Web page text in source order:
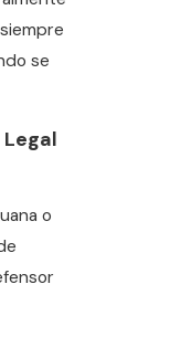
se
o